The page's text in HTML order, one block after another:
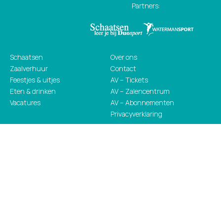
Partners:
Schaatsen
Zaalverhuur
Feestjes & uitjes
Eten & drinken
Vacatures
Over ons
Contact
AV – Tickets
AV – Zalencentrum
AV – Abonnementen
Privacyverklaring